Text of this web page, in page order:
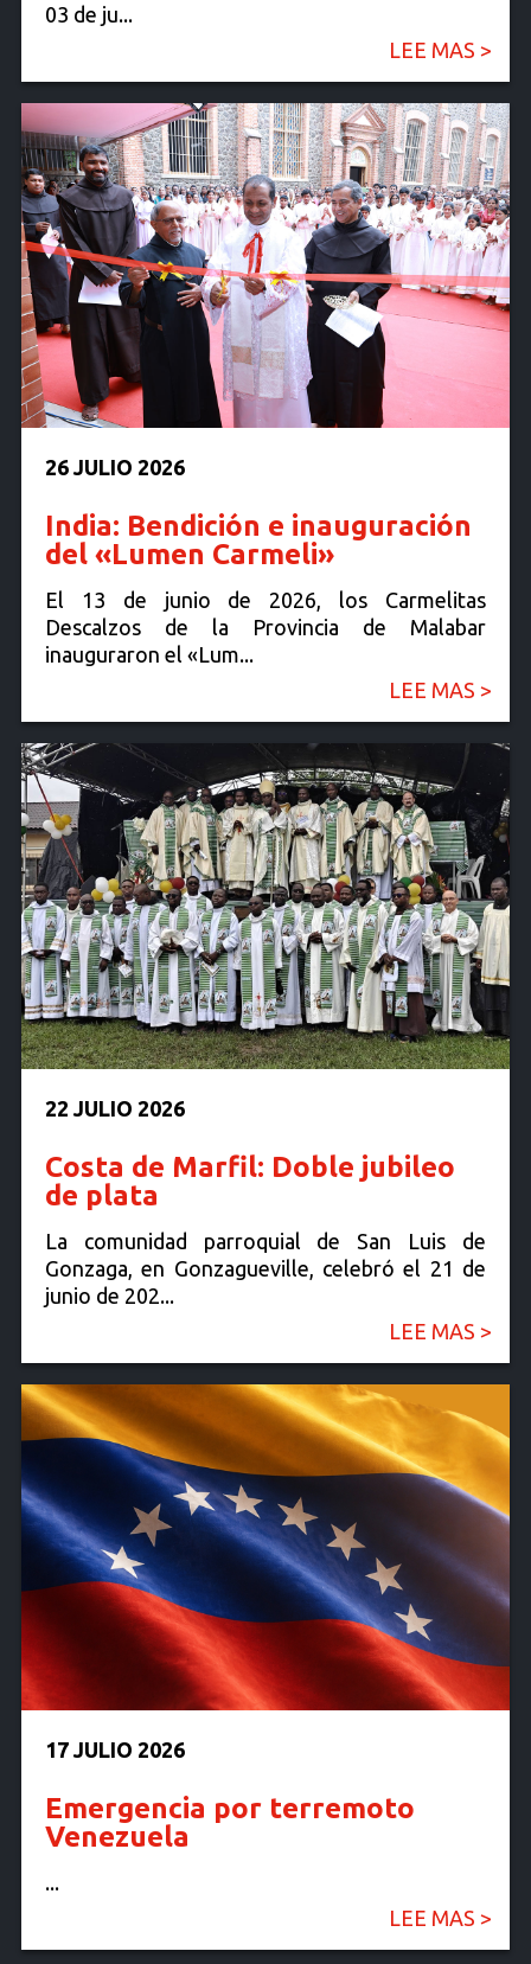
03 de ju...
LEE MAS >
26 JULIO 2026
India: Bendición e inauguración
del «Lumen Carmeli»
El 13 de junio de 2026, los Carmelitas
Descalzos de la Provincia de Malabar
inauguraron el «Lum...
LEE MAS >
22 JULIO 2026
Costa de Marfil: Doble jubileo
de plata
La comunidad parroquial de San Luis de
Gonzaga, en Gonzagueville, celebró el 21 de
junio de 202...
LEE MAS >
17 JULIO 2026
Emergencia por terremoto
Venezuela
...
LEE MAS >